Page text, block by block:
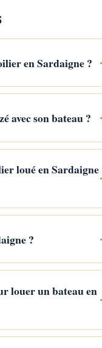
en Sardaigne ?
avec son bateau ?
loué en Sardaigne
?
louer un bateau en